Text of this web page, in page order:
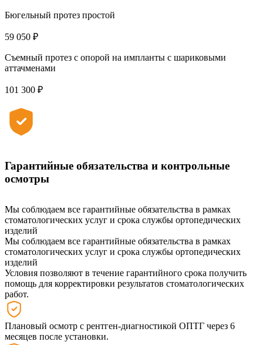
Бюгельный протез простой
59 050 ₽
Съемный протез с опорой на импланты с шариковыми
аттачменами
101 300 ₽
Гарантийные обязательства и контрольные
осмотры
Мы соблюдаем все гарантийные обязательства в рамках
стоматологических услуг и срока службы ортопедических
изделий
Мы соблюдаем все гарантийные обязательства в рамках
стоматологических услуг и срока службы ортопедических
изделий
Условия позволяют в течение гарантийного срока получить
помощь для корректировки результатов стоматологических
работ.
Плановый осмотр с рентген-диагностикой ОПТГ через 6
месяцев после установки.